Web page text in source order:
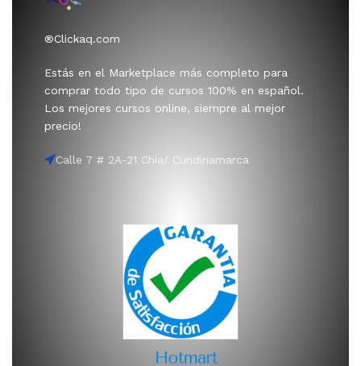
®Clickaq.com
Estás en el Marketplace más completo para
comprar todo tipo de cursos 100% en español.
Los mejores cursos online, siempre al mejor
precio!
Calle 7 # 2A-21 Chía/ Cundinamarca